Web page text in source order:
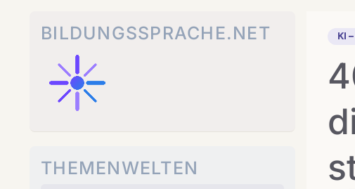
KI
BILDUNGSSPRACHE.NET
THEMENWELTEN